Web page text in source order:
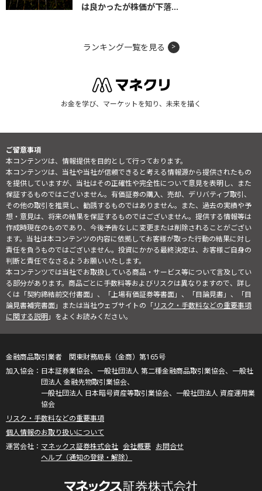
は良かったが株価が下落...
ランキング一覧を見る
お金を学び、マーケットを知り、未来を描く
ご留意事項
本コンテンツは、情報提供を目的として行っております。
本コンテンツは、当社や当社が信頼できると考える情報源から提供されたもの
を提供していますが、当社はその正確性や完全性について意見を表明し、また
保証するものではございません。有価証券の購入、売却、デリバティブ取引、
その他の取引を推奨し、勧誘するものではありません。また、過去の実績や予
想・意見は、将来の結果を保証するものではございません。提供する情報等は
作成時現在のものであり、今後予告なしに変更または削除されることがござい
ます。当社は本コンテンツの内容に依拠してお客様が取った行動の結果に対し
責任を負うものではございません。投資にかかる最終決定は、お客様ご自身の
判断と責任でなさるようお願いいたします。
本コンテンツでは当社でお取扱している商品・サービス等について言及してい
る部分があります。商品ごとに手数料等およびリスクは異なりますので、詳し
くは「契約締結前交付書面」、「上場有価証券等書面」、「目論見書」、「目
論見書補完書面」または当社ウェブサイトの「リスク・手数料などの重要事項
に関する説明」をよくお読みください。
金融商品取引業者 関東財務局長（金商）第165号
日本証券業協会、一般社団法人 第二種金融商品取引業協会、一般社
団法人 金融先物取引業協会、
一般社団法人 日本暗号資産等取引業協会、一般社団法人 資産運用業
協会
リスク・手数料などの重要事項
個人情報のお取り扱いについて
マネックス証券株式会社 会社概要 お問合せ
ヘルプ（通知の登録・解除）